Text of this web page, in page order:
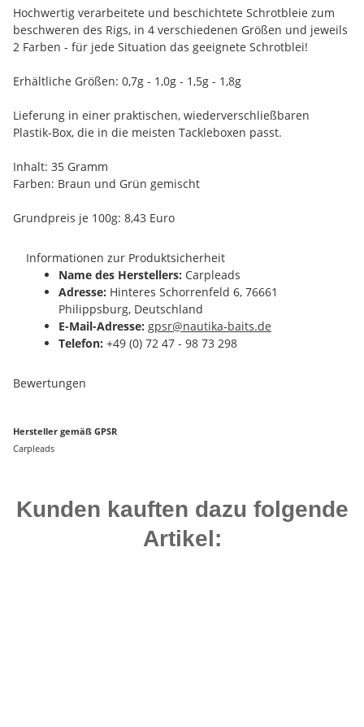
Hochwertig verarbeitete und beschichtete Schrotbleie zum
beschweren des Rigs, in 4 verschiedenen Größen und jeweils
2 Farben - für jede Situation das geeignete Schrotblei!
Erhältliche Größen: 0,7g - 1,0g - 1,5g - 1,8g
Lieferung in einer praktischen, wiederverschließbaren
Plastik-Box, die in die meisten Tackleboxen passt.
Inhalt: 35 Gramm
Farben: Braun und Grün gemischt
Grundpreis je 100g: 8,43 Euro
Informationen zur Produktsicherheit
Name des Herstellers: Carpleads
Adresse: Hinteres Schorrenfeld 6, 76661
Philippsburg, Deutschland
E-Mail-Adresse: gpsr@nautika-baits.de
Telefon: +49 (0) 72 47 - 98 73 298
Bewertungen
Hersteller gemäß GPSR
Carpleads
Kunden kauften dazu folgende
Artikel: